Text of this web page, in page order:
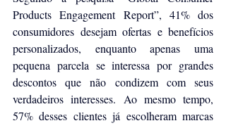
Products Engagement Report”, 41% dos
consumidores desejam ofertas e benefícios
personalizados, enquanto apenas uma
pequena parcela se interessa por grandes
descontos que não condizem com seus
verdadeiros interesses. Ao mesmo tempo,
57% desses clientes já escolheram marcas